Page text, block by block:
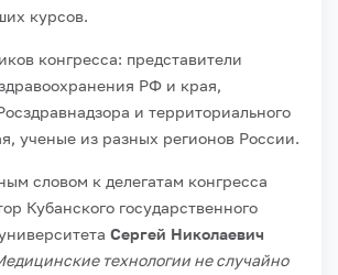
курсов.
конгресса: представители
РФ и края,
и территориального
ученые из разных регионов России.
словом к делегатам конгресса
Кубанского государственного
Сергей Николаевич
технологии не случайно